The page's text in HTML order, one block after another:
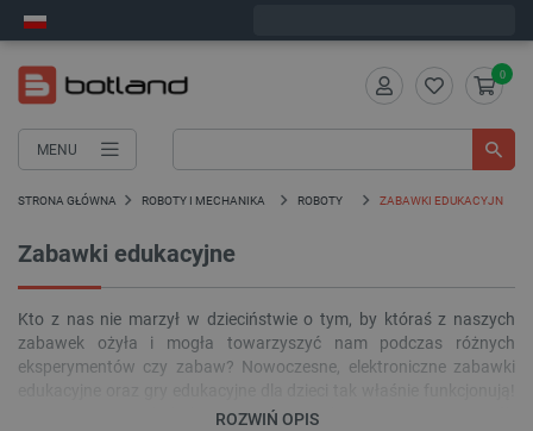
MENU
0
STRONA GŁÓWNA ROBOTY I MECHANIKA ROBOTY ZABAWKI EDUKACYJNE
Zabawki edukacyjne
Kto z nas nie marzył w dzieciństwie o tym, by któraś z naszych
zabawek ożyła i mogła towarzyszyć nam podczas różnych
eksperymentów czy zabaw? Nowoczesne, elektroniczne zabawki
A przy tym mają dodatkową, ogromną zaletę: w przyjazny sposób
ROZWIŃ OPIS